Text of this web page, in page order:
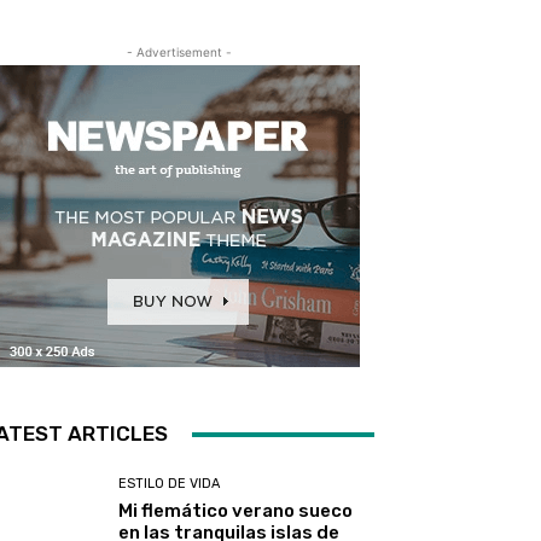
- Advertisement -
ARTICLES
ESTILO DE VIDA
Mi flemático verano sueco
en las tranquilas islas de